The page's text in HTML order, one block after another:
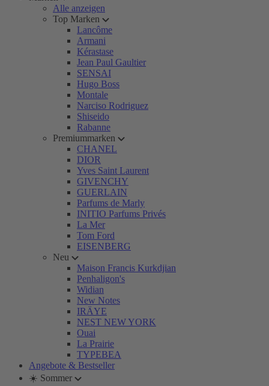
Alle anzeigen
Top Marken
Lancôme
Armani
Kérastase
Jean Paul Gaultier
SENSAI
Hugo Boss
Montale
Narciso Rodriguez
Shiseido
Rabanne
Premiummarken
CHANEL
DIOR
Yves Saint Laurent
GIVENCHY
GUERLAIN
Parfums de Marly
INITIO Parfums Privés
La Mer
Tom Ford
EISENBERG
Neu
Maison Francis Kurkdjian
Penhaligon's
Widian
New Notes
IRÄYE
NEST NEW YORK
Ouai
La Prairie
TYPEBEA
Angebote & Bestseller
☀️ Sommer